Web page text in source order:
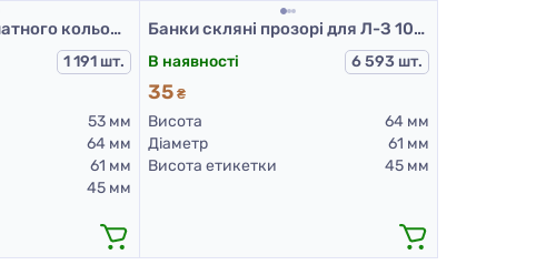
Банки скляні брунатного кольору для Л-З, 100 мл
1 191 шт.
53 мм
64 мм
61 мм
45 мм
Банки скляні прозорі для Л-З 100 мл
В наявності 6 593 шт.
35₴
Висота
64 мм
Діаметр
61 мм
Висота етикетки
45 мм